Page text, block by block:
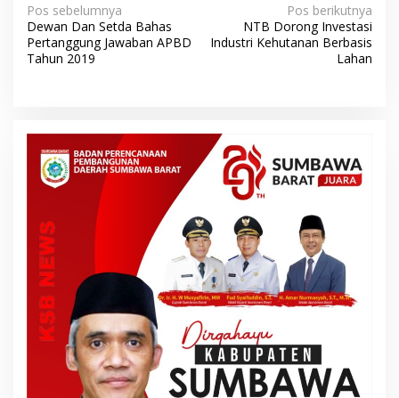
N
a
v
a
o
Pos sebelumnya
Dewan Dan Setda Bahas
Pertanggung Jawaban APBD
Tahun 2019
Pos berikutnya
NTB Dorong Investasi
Industri Kehutanan Berbasis
Lahan